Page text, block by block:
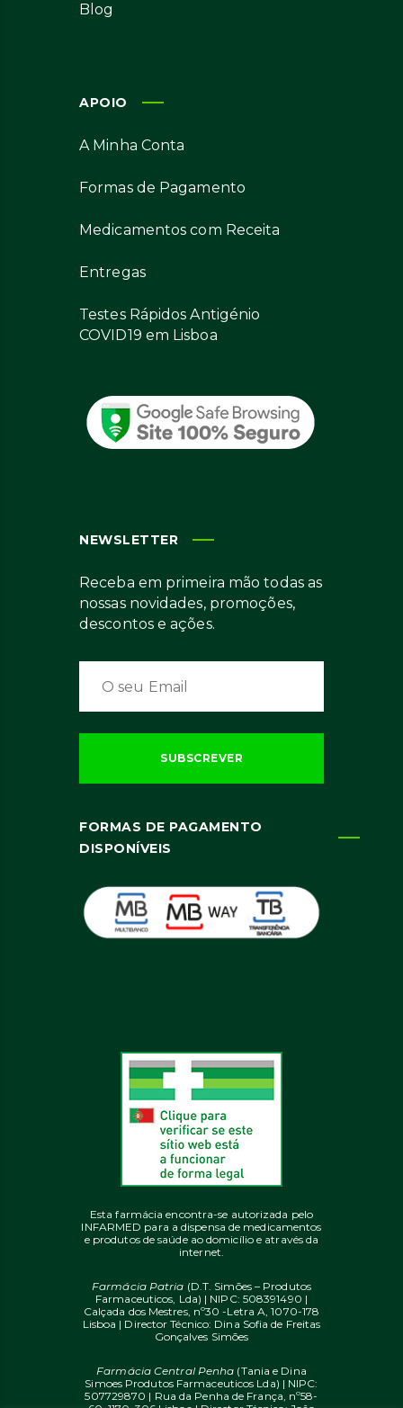
Blog
APOIO
A Minha Conta
Formas de Pagamento
Medicamentos com Receita
Entregas
Testes Rápidos Antigénio
COVID19 em Lisboa
NEWSLETTER
Receba em primeira mão todas as
nossas novidades, promoções,
descontos e ações.
FORMAS DE PAGAMENTO
DISPONÍVEIS
Esta farmácia encontra-se autorizada pelo
INFARMED para a dispensa de medicamentos
e produtos de saúde ao domicílio e através da
internet.
Farmácia Patria (D.T. Simões – Produtos
Farmaceuticos, Lda) | NIPC: 508391490 |
Calçada dos Mestres, nº30 -Letra A, 1070-178
Lisboa | Director Técnico: Dina Sofia de Freitas
Gonçalves Simões
Farmácia Central Penha (Tania e Dina
Simoes Produtos Farmaceuticos Lda) | NIPC:
507729870 | Rua da Penha de França, nº58-